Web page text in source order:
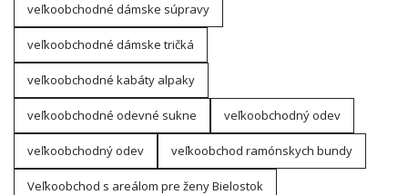
veľkoobchodné dámske súpravy
veľkoobchodné dámske tričká
veľkoobchodné kabáty alpaky
veľkoobchodné odevné sukne veľkoobchodný odev
veľkoobchodný odev veľkoobchod ramónskych bundy
Veľkoobchod s areálom pre ženy Bielostok